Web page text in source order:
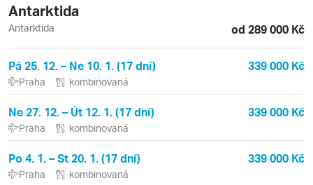
Antarktida
Antarktida od 289 000 Kč
Pá 25. 12. – Ne 10. 1. (17 dní) 339 000 Kč
Praha kombinovaná
Ne 27. 12. – Út 12. 1. (17 dní) 339 000 Kč
Praha kombinovaná
Po 4. 1. – St 20. 1. (17 dní) 339 000 Kč
Praha kombinovaná